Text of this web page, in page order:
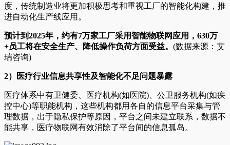
度，传统制造业将更加积极思考和重视工厂的智能化构建，推
进自动化生产线应用。
预计到2025年，约有7万家工厂采用智能物联网应用，630万
+员工将在安全生产、降低操作负荷方面受益。 (数据来源：艾
瑞咨询)
2）医疗行业信息共享性及智能化不足问题暴露
医疗体系中有卫健委、医疗机构(如医院)、公卫服务机构(如疾
控中心)等职能机构，这些机构都用各自的信息平台采集与管
理数据，出于隐私保护等原因，平台之间未建立联系，数据不
能共享，医疗物联网有效消除了平台间的信息孤岛。